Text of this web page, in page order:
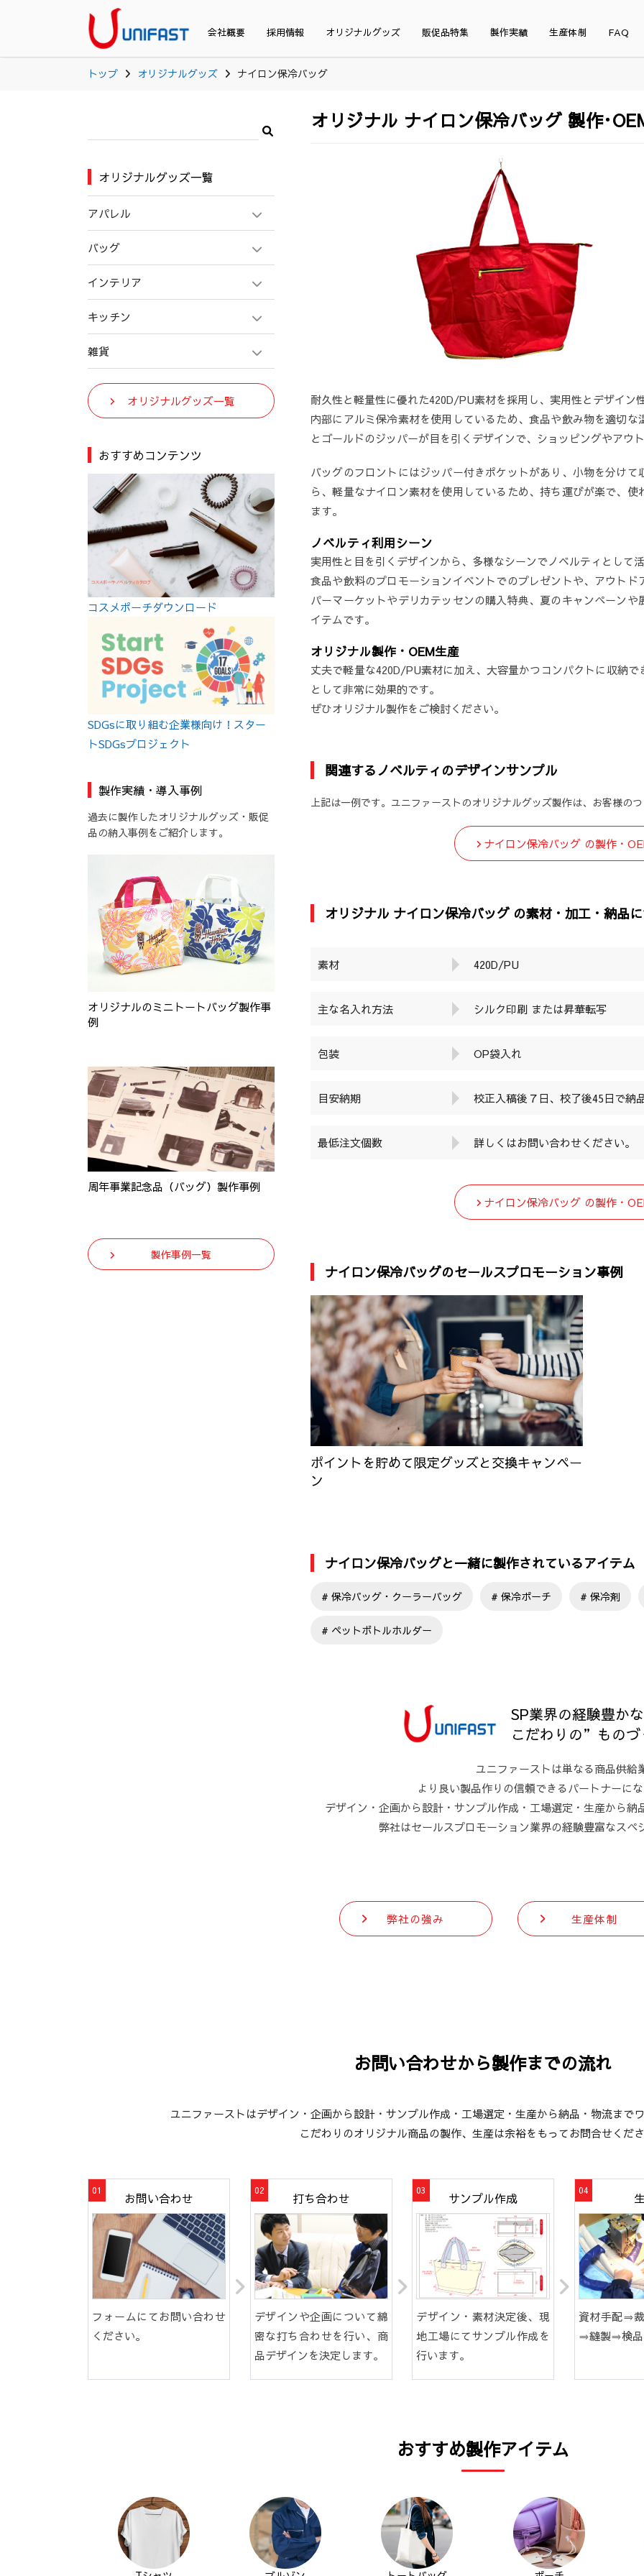
会社概要 採用情報 オリジナルグッズ 販促品特集 製作実績 生産体制 FAQ
トップ オリジナルグッズ ナイロン保冷バッグ
オリジナル ナイロン保冷バッグ 製作･
耐久性と軽量性に優れた420D/PU素材を採用し、実用性とデザイン
内部にアルミ保冷素材を使用しているため、食品や飲み物を適切
とゴールドのジッパーが目を引くデザインで、ショッピングやアウ
バッグのフロントにはジッパー付きポケットがあり、小物を分け
ら、軽量なナイロン素材を使用しているため、持ち運びが楽で、
ます。
ノベルティ利用シーン
実用性と目を引くデザインから、多様なシーンでノベルティとして活
食品や飲料のプロモーションイベントでのプレゼントや、アウト
パーマーケットやデリカテッセンの購入特典、夏のキャンペーン
イテムです。
オリジナル製作・OEM生産
丈夫で軽量な420D/PU素材に加え、大容量かつコンパクトに収納
として非常に効果的です。
ぜひオリジナル製作をご検討ください。
関連するノベルティのデザインサンプル
上記は一例です。ユニファーストのオリジナルグッズ製作は、お客様のつ
ナイロン保冷バッグ の製作・
オリジナル ナイロン保冷バッグ の素材・加工・納品
素材 420D/PU
主な名入れ方法 シルク印刷 または昇華転写
包装 OP袋入れ
目安納期 校正入稿後７日、校了後45日で納
最低注文個数 詳しくはお問い合わせください。
ナイロン保冷バッグ の製作・
ナイロン保冷バッグのセールスプロモーション事例
ポイントを貯めて限定グッズと交換キャンペー
ン
ナイロン保冷バッグと一緒に製作されているアイテム
保冷バッグ・クーラーバッグ 保冷ポーチ 保冷剤
ペットボトルホルダー
SP業界の経験豊か
こだわりの”ものづ
ユニファーストは単なる商品供給
より良い製品作りの信頼できるパートナーに
デザイン・企画から設計・サンプル作成・工場選定・生産から納
弊社はセールスプロモーション業界の経験豊富なスペ
弊社の強み 生産体制
オリジナルグッズ一覧
アパレル
バッグ
インテリア
キッチン
雑貨
オリジナルグッズ一覧
おすすめコンテンツ
コスメポーチダウンロード
SDGsに取り組む企業様向け！スター
トSDGsプロジェクト
製作実績・導入事例
過去に製作したオリジナルグッズ・販促
品の納入事例をご紹介します。
オリジナルのミニトートバッグ製作事
例
周年事業記念品（バッグ）製作事例
製作事例一覧
お問い合わせから製作までの流れ
ユニファーストはデザイン・企画から設計・サンプル作成・工場選定・生産から納品・物流まで
こだわりのオリジナル商品の製作、生産は余裕をもってお問合せくださ
お問い合わせ
フォームにてお問い合わせ
ください。
打ち合わせ
デザインや企画について綿
密な打ち合わせを行い、商
品デザインを決定します。
サンプル作成
デザイン・素材決定後、現
地工場にてサンプル作成を
行います。
資材手配⇒
⇒縫製⇒検品
おすすめ製作アイテム